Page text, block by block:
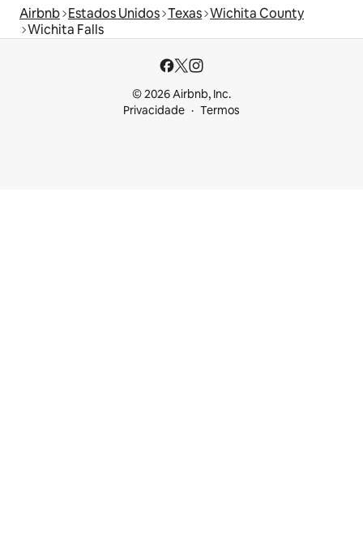
Airbnb Estados Unidos Texas Wichita County
Wichita Falls
© 2026 Airbnb, Inc.
Privacidade
Termos